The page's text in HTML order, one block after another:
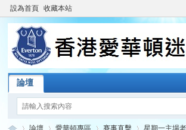
設為首頁 收藏本站
論壇
論壇 愛華頓專區 賽事直擊 星期一主場老